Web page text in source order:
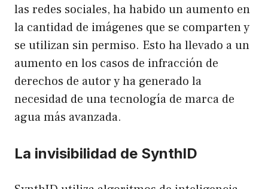
las redes sociales, ha habido un aumento en
la cantidad de imágenes que se comparten y
se utilizan sin permiso. Esto ha llevado a un
aumento en los casos de infracción de
derechos de autor y ha generado la
necesidad de una tecnología de marca de
agua más avanzada.
La invisibilidad de SynthID